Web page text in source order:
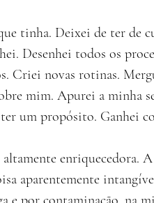
tinha. Deixei de ter de
Desenhei todos os
Criei novas rotinas.
mim. Apurei a minha
um propósito. Ganhei
enriquecedora.
aparentemente